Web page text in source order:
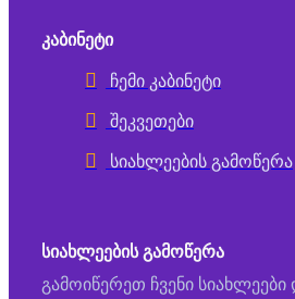
ᲙᲐᲑᲘᲜᲔᲢᲘ
ჩემი კაბინეტი
შეკვეთები
სიახლეების გამოწერა
ᲡᲘᲐᲮᲚᲔᲔᲑᲘᲡ ᲒᲐᲛᲝᲬᲔᲠᲐ
გამოიწერეთ ჩვენი